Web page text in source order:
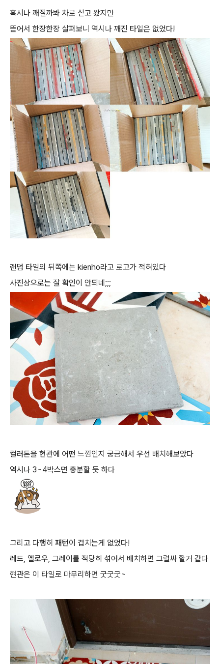
혹시나 깨질까봐 차로 싣고 왔지만
뜯어서 한장한장 살펴보니 역시나 깨진 타일은 없었다!
랜덤 타일의 뒤쪽에는 kienho라고 로고가 적혀있다
사진상으로는 잘 확인이 안되네;;;
컬러톤을 현관에 어떤 느낌인지 궁금해서 우선 배치해보았다
역시나 3~4박스면 충분할 듯 하다
그리고 다행히 패턴이 겹치는게 없었다!
레드, 옐로우, 그레이를 적당히 섞어서 배치하면 그럴싸 할거 같다
현관은 이 타일로 마무리하면 굿굿굿~